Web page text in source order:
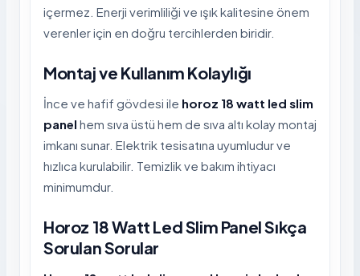
içermez. Enerji verimliliği ve ışık kalitesine önem
verenler için en doğru tercihlerden biridir.
Montaj ve Kullanım Kolaylığı
İnce ve hafif gövdesi ile horoz 18 watt led slim
panel hem sıva üstü hem de sıva altı kolay montaj
imkanı sunar. Elektrik tesisatına uyumludur ve
hızlıca kurulabilir. Temizlik ve bakım ihtiyacı
minimumdur.
Horoz 18 Watt Led Slim Panel Sıkça
Sorulan Sorular